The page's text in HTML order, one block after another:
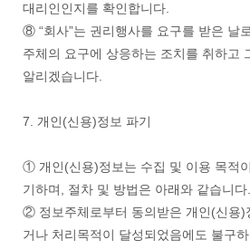
대리인인지를 확인합니다.
⑧ “회사”는 권리행사를 요구를 받은 날
주체의 요구에 상응하는 조치를 취하고
알리겠습니다.
7. 개인(신용)정보 파기
① 개인(신용)정보는 수집 및 이용 목적
기하며, 절차 및 방법은 아래와 같습니다.
② 정보주체로부터 동의받은 개인(신용)
거나 처리목적이 달성되었음에도 불구